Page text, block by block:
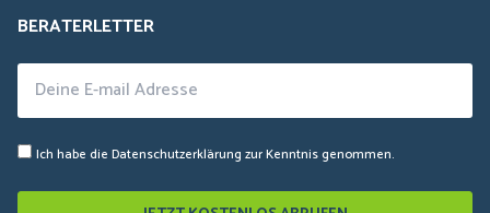
BERATERLETTER
Ich habe die Datenschutzerklärung zur Kenntnis genommen.